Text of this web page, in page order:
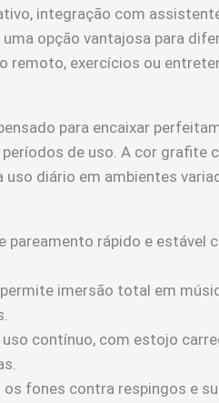
integração com
opção vantajosa para
remoto, exercícios ou
para encaixar
de uso. A cor grafite
diário em ambientes
pareamento rápido e estável
permite imersão total em
contínuo, com estojo
os fones contra respingos e